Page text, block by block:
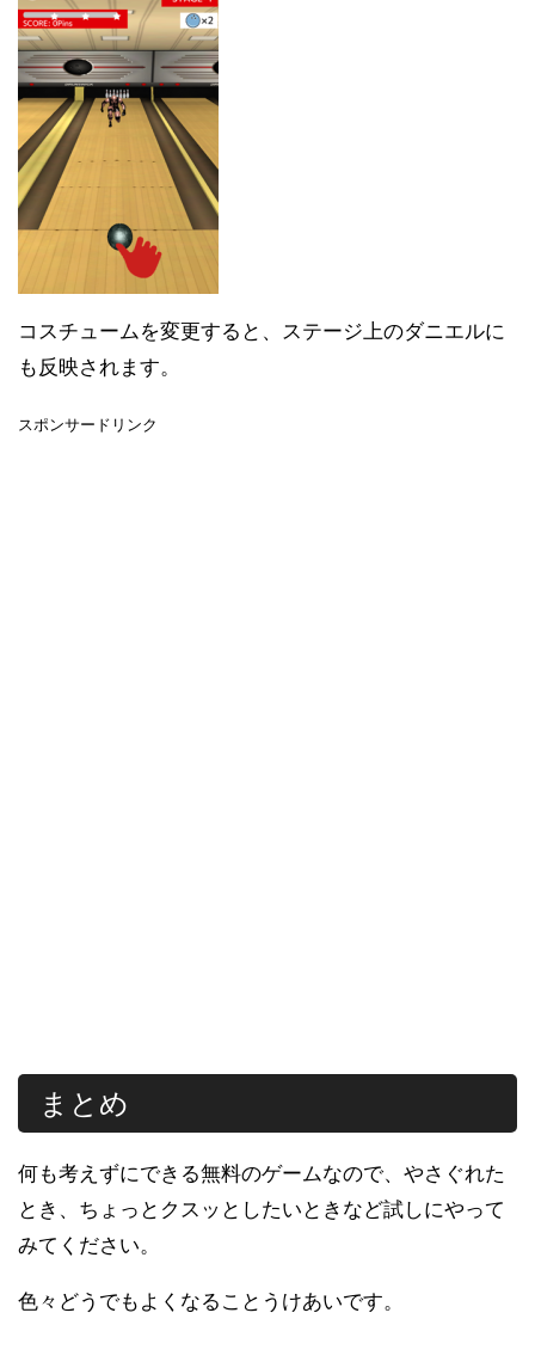
コスチュームを変更すると、ステージ上のダニエルに
も反映されます。
スポンサードリンク
まとめ
何も考えずにできる無料のゲームなので、やさぐれた
とき、ちょっとクスッとしたいときなど試しにやって
みてください。
色々どうでもよくなることうけあいです。